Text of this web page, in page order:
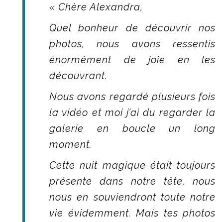
« Chère Alexandra,
Quel bonheur de découvrir nos
photos, nous avons ressentis
énormément de joie en les
découvrant.
Nous avons regardé plusieurs fois
la vidéo et moi j’ai du regarder la
galerie en boucle un long
moment.
Cette nuit magique était toujours
présente dans notre tête, nous
nous en souviendront toute notre
vie évidemment. Mais tes photos